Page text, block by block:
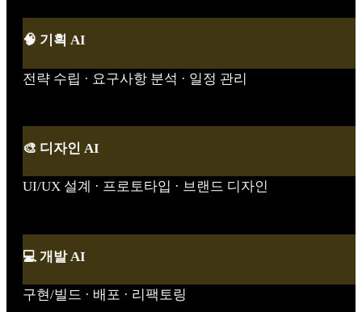
🧠 기획 AI
전략 수립 · 요구사항 분석 · 일정 관리
🎨 디자인 AI
UI/UX 설계 · 프로토타입 · 브랜드 디자인
💻 개발 AI
구현/빌드 · 배포 · 리팩토링